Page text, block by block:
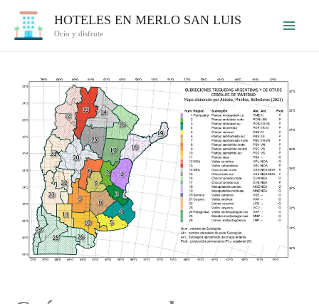
HOTELES EN MERLO SAN LUIS
Ocio y disfrute